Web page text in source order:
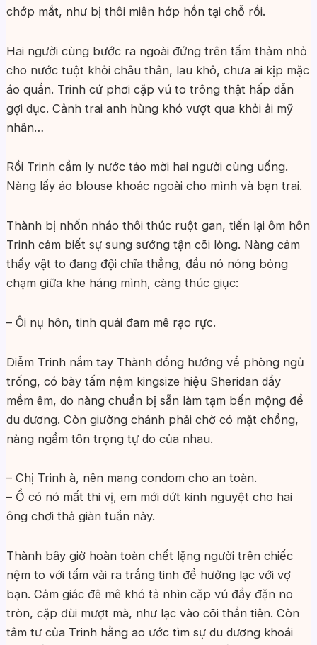
chớp mắt, như bị thôi miên hớp hồn tại chỗ rồi.
Hai người cùng bước ra ngoài đứng trên tấm thảm nhỏ
cho nước tuột khỏi châu thân, lau khô, chưa ai kịp mặc
áo quần. Trinh cứ phơi cặp vú to trông thật hấp dẫn
gợi dục. Cảnh trai anh hùng khó vượt qua khỏi ải mỹ
nhân…
Rồi Trinh cầm ly nước táo mời hai người cùng uống.
Nàng lấy áo blouse khoác ngoài cho mình và bạn trai.
Thành bị nhốn nháo thôi thúc ruột gan, tiến lại ôm hôn
Trinh cảm biết sự sung sướng tận cõi lòng. Nàng cảm
thấy vật to đang đội chĩa thẳng, đầu nó nóng bỏng
chạm giữa khe háng mình, càng thúc giục:
– Ôi nụ hôn, tinh quái đam mê rạo rực.
Diễm Trinh nắm tay Thành đồng hướng về phòng ngủ
trống, có bày tấm nệm kingsize hiệu Sheridan dầy
mềm êm, do nàng chuẩn bị sẵn làm tạm bến mộng để
du dương. Còn giường chánh phải chờ có mặt chồng,
nàng ngầm tôn trọng tự do của nhau.
– Chị Trinh à, nên mang condom cho an toàn.
– Ồ có nó mất thi vị, em mới dứt kinh nguyệt cho hai
ông chơi thả giàn tuần này.
Thành bây giờ hoàn toàn chết lặng người trên chiếc
nệm to với tấm vải ra trắng tinh để hưởng lạc với vợ
bạn. Cảm giác đê mê khó tả nhìn cặp vú đầy đặn no
tròn, cặp đùi mượt mà, như lạc vào cõi thần tiên. Còn
tâm tư của Trinh hằng ao ước tìm sự du dương khoái